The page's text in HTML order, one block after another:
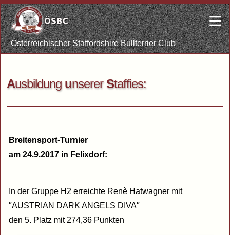
Österreichischer Staffordshire Bullterrier Club
≡
Ausbildung unsererStaffies:
Breitensport-Turnier
am 24.9.2017 in Felixdorf:
In der Gruppe H2 erreichte Renè Hatwagner mit
″AUSTRIAN DARK ANGELS DIVA″
den 5. Platz mit 274,36 Punkten